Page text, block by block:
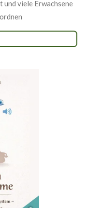
und viele Erwachsene